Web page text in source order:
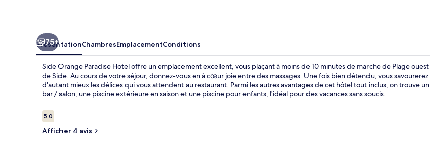
75+
PrésentationChambresEmplacementConditions
Side Orange Paradise Hotel offre un emplacement excellent, vous plaçant à moins de 10 minutes de marche de Plage ouest
de Side. Au cours de votre séjour, donnez-vous en à cœur joie entre des massages. Une fois bien détendu, vous savourerez
d'autant mieux les délices qui vous attendent au restaurant. Parmi les autres avantages de cet hôtel tout inclus, on trouve un
bar / salon, une piscine extérieure en saison et une piscine pour enfants, l'idéal pour des vacances sans soucis.
Avis
voyageurs
5,05,0 sur 10
Afficher 4 avis